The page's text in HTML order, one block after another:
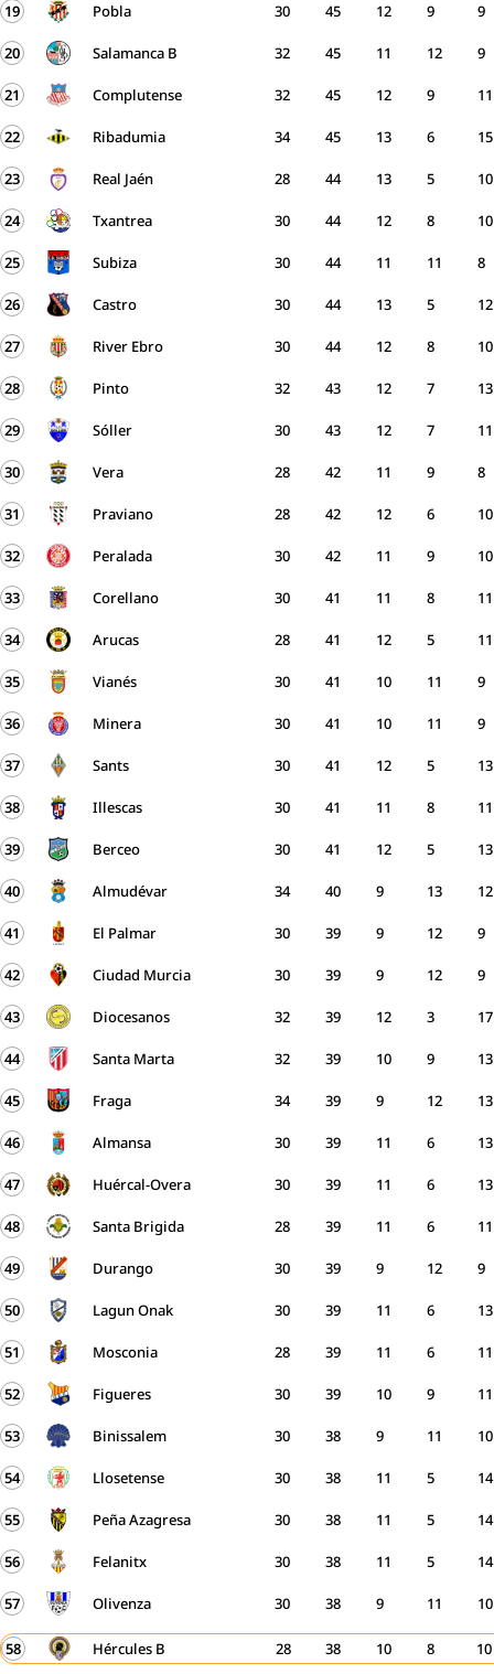
19 Pobla 30 12 9 9
45
20 Salamanca B 32 11 12 9
45
21 Complutense 32 12 9 11
45
22 Ribadumia 34 13 6 15
45
23 Real Jaén 28 13 5 10
44
24 Txantrea 30 12 8 10
44
25 Subiza 30 11 11 8
44
26 Castro 30 13 5 12
44
27 River Ebro 30 12 8 10
44
28 Pinto 32 12 7 13
43
29 Sóller 30 12 7 11
43
30 Vera 28 11 9 8
42
31 Praviano 28 12 6 10
42
32 Peralada 30 11 9 10
42
33 Corellano 30 11 8 11
41
34 Arucas 28 12 5 11
41
35 Vianés 30 10 11 9
41
36 Minera 30 10 11 9
41
37 Sants 30 12 5 13
41
38 Illescas 30 11 8 11
41
39 Berceo 30 12 5 13
41
40 Almudévar 34 9 13 12
40
41 El Palmar 30 9 12 9
39
42 Ciudad Murcia 30 9 12 9
39
43 Diocesanos 32 12 3 17
39
44 Santa Marta 32 10 9 13
39
45 Fraga 34 9 12 13
39
46 Almansa 30 11 6 13
39
47 Huércal-Overa 30 11 6 13
39
48 Santa Brigida 28 11 6 11
39
49 Durango 30 9 12 9
39
50 Lagun Onak 30 11 6 13
39
51 Mosconia 28 11 6 11
39
52 Figueres 30 10 9 11
39
53 Binissalem 30 9 11 10
38
54 Llosetense 30 11 5 14
38
55 Peña Azagresa 30 11 5 14
38
56 Felanitx 30 11 5 14
38
57 Olivenza 30 9 11 10
38
58 Hércules B 28 10 8 10
38